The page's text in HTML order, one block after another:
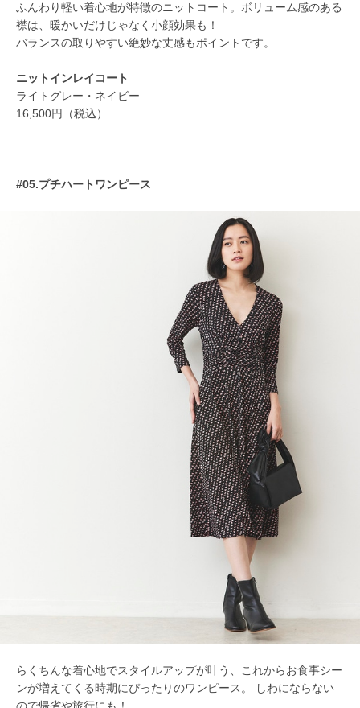
ふんわり軽い着心地が特徴のニットコート。ボリューム感のある
襟は、暖かいだけじゃなく小顔効果も！
バランスの取りやすい絶妙な丈感もポイントです。
ニットインレイコート
ライトグレー・ネイビー
16,500円（税込）
#05.プチハートワンピース
らくちんな着心地でスタイルアップが叶う、これからお食事シー
ンが増えてくる時期にぴったりのワンピース。 しわにならない